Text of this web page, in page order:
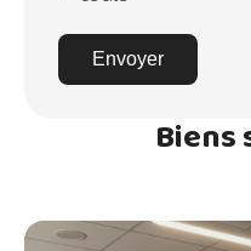
Envoyer